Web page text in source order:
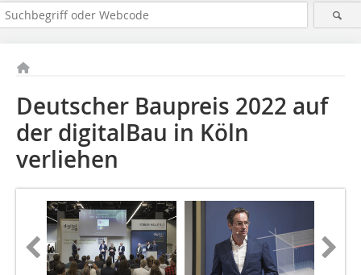
Deutscher Baupreis 2022 auf
der digitalBau in Köln
verliehen